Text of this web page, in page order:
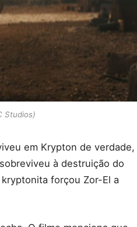
Studios)
em Krypton de verdade,
à destruição do
forçou Zor-El a